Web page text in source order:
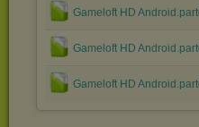
Gameloft HD
Gameloft HD
Gameloft HD